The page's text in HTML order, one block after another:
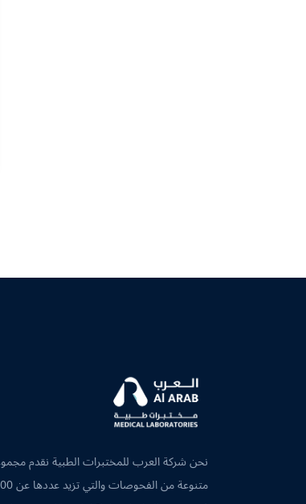
نحن شركة العرب للمختبرات الطبية نقدم
متنوعة من